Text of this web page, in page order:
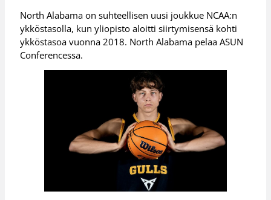
North Alabama on suhteellisen uusi joukkue NCAA:n
ykköstasolla, kun yliopisto aloitti siirtymisensä kohti
ykköstasoa vuonna 2018. North Alabama pelaa ASUN
Conferencessa.